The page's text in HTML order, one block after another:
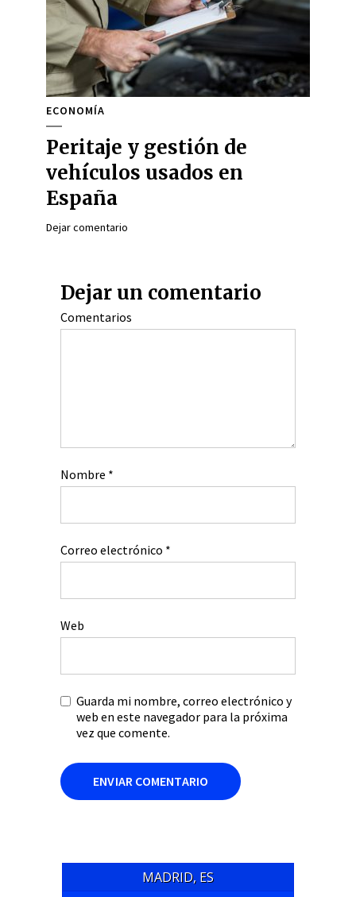
ECONOMÍA
Peritaje y gestión de
vehículos usados en
España
Dejar comentario
Dejar un comentario
Comentarios
Nombre *
Correo electrónico *
Web
Guarda mi nombre, correo electrónico y
web en este navegador para la próxima
vez que comente.
MADRID, ES